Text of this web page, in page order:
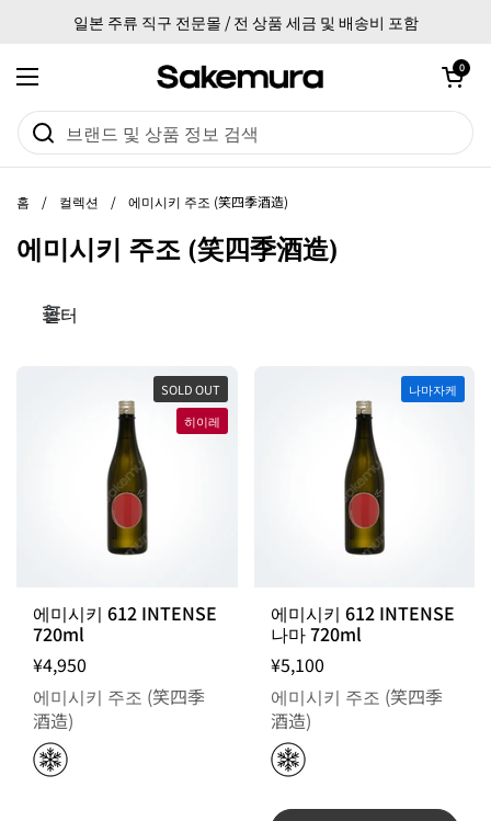
일본 주류 직구 전문몰 / 전 상품 세금 및 배송비 포함
메뉴 열기
카트 열기
0
홈 / 컬렉션 / 에미시키 주조 (笑四季酒造)
에미시키 주조 (笑四季酒造)
필터
에미시키 612 INTENSE
720ml
¥4,950
에미시키 주조 (笑四季
酒造)
SOLD OUT
히이레
에미시키 612 INTENSE
나마 720ml
¥5,100
에미시키 주조 (笑四季
酒造)
나마자케